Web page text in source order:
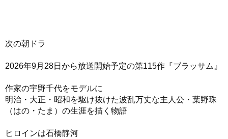
次の朝ドラ
2026年9月28日から放送開始予定の第115作『ブラッサム』
作家の宇野千代をモデルに
明治・大正・昭和を駆け抜けた波乱万丈な主人公・葉野珠
（はの・たま）の生涯を描く物語
ヒロインは石橋静河